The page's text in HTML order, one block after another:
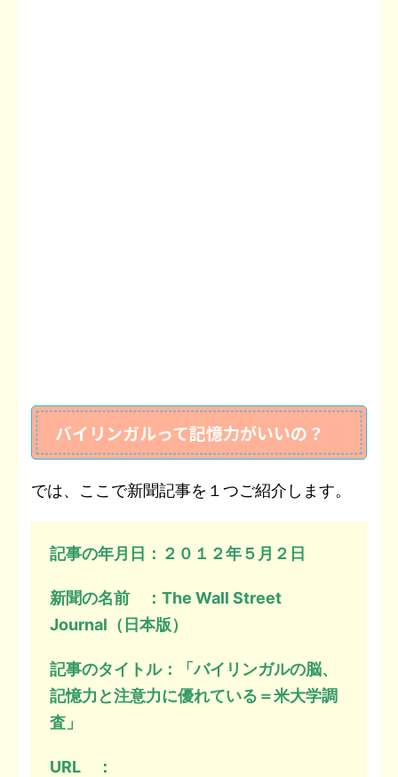
バイリンガルって記憶力がいいの？
では、ここで新聞記事を１つご紹介します。
記事の年月日：２０１２年５月２日
新聞の名前 ：The Wall Street
Journal（日本版）
記事のタイトル：「バイリンガルの脳、
記憶力と注意力に優れている＝米大学調
査」
URL ：